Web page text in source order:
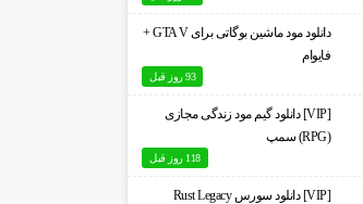
دانلود مود ماشین بوگاتی برای GTA V +
فایوام
93 روز قبل
[VIP] دانلود گیم مود زندگی مجازی
(RPG) سمپ
118 روز قبل
[VIP] دانلود سورس Rust Legacy